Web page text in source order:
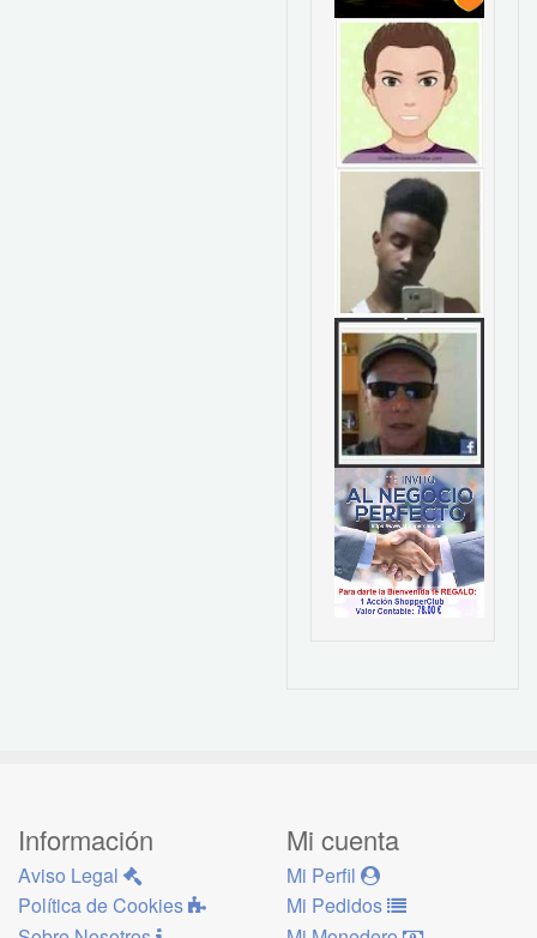
Información
Aviso Legal
Política de Cookies
Mi cuenta
Mi Perfil
Mi Pedidos